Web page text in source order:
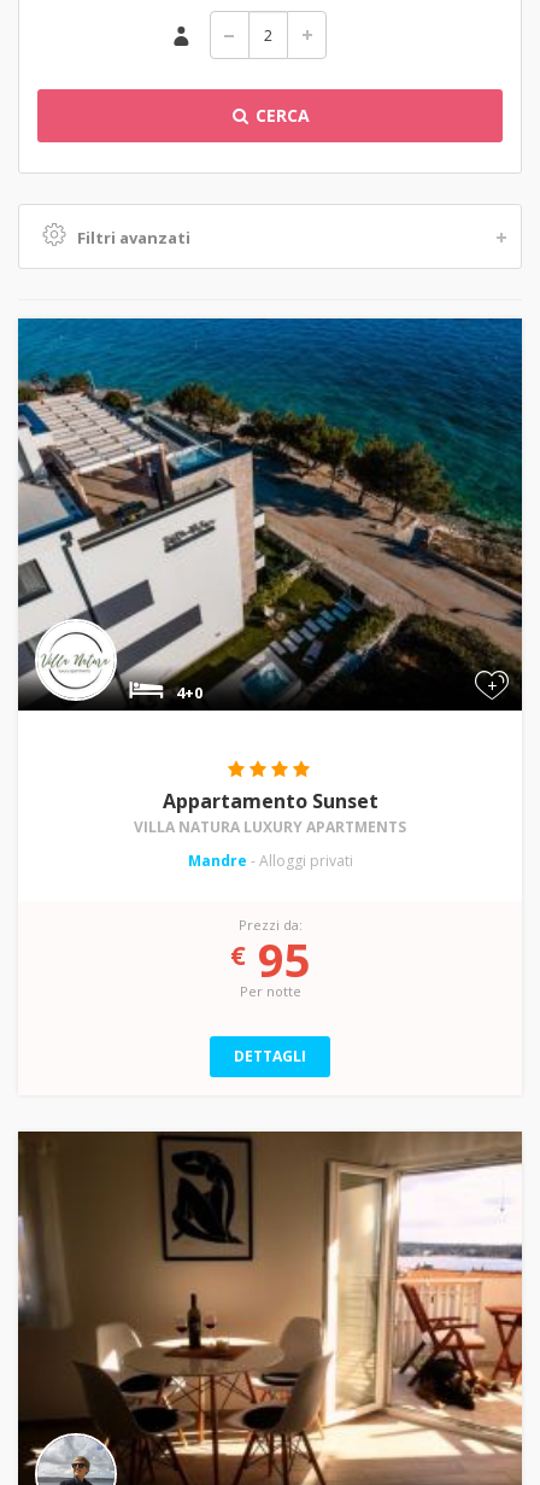
CERCA
Filtri avanzati
+
4+0
Appartamento Sunset
VILLA NATURA LUXURY APARTMENTS
Mandre - Alloggi privati
Prezzi da:
€95
Per notte
DETTAGLI